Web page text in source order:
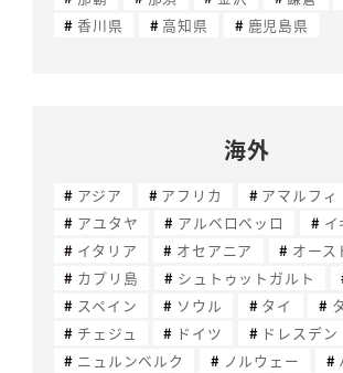
香川県
高知県 鹿児島県
海外
アジア アフリカ
アマルフィ
アユタヤ
アルベロベッロ
イ
イタリア
オセアニア
オース
カプリ島
シュトゥットガルト
スペイン
ソウル タイ
チェジュ
ドイツ ドレスデン
ニュルンベルク
ノルウェー